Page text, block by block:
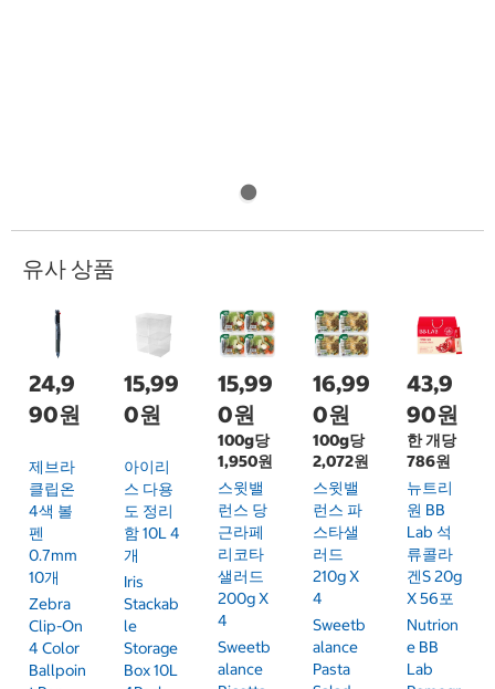
유사 상품
24,9
90원
제브라
클립온
4색 볼
펜
0.7mm
10개
Zebra
Clip-On
4 Color
Ballpoin
15,99
0원
아이리
스 다용
도 정리
함 10L 4
개
Iris
Stackab
Le
Storage
Box 10L
15,99
0원
100g당
1,950원
스윗밸
런스 당
근라페
리코타
샐러드
200g X
4
Sweetb
Alance
16,99
0원
100g당
2,072원
스윗밸
런스 파
스타샐
러드
210g X
4
Sweetb
Alance
Pasta
43,9
90원
한 개당
786원
뉴트리
원 BB
Lab 석
류콜라
겐S 20g
X 56포
Nutrion
E BB
Lab